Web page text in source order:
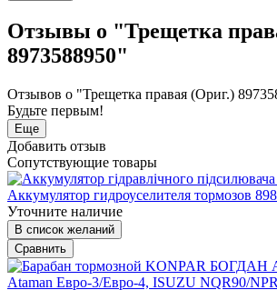
Отзывы о "Трещетка
8973588950"
Отзывов о "Трещетка правая (Ориг.)
Будьте первым!
Еще
Добавить отзыв
Сопутствующие товары
Аккумулятор гидроуселителя тормозов
Уточните наличие
В список желаний
Сравнить